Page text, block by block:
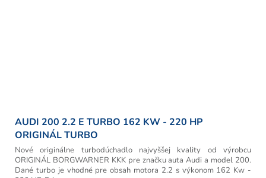
AUDI 200 2.2 E TURBO 162 KW - 220 HP
ORIGINÁL TURBO
Nové originálne turbodúchadlo najvyššej kvality od výrobcu
ORIGINÁL BORGWARNER KKK pre značku auta Audi a model 200.
Dané turbo je vhodné pre obsah motora 2.2 s výkonom 162 Kw -